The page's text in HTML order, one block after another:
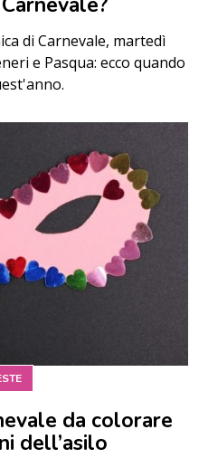
di Carnevale, martedì
e Pasqua: ecco quando
da colorare
dell’asilo